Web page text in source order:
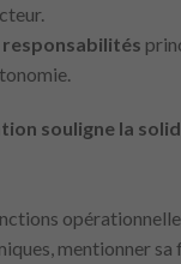
responsabilités
souligne la
mentionner